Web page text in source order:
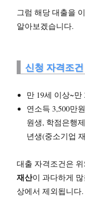
그럼 해당 대출을
알아보겠습니다.
신청 자격조건
만 19세 이상~만
연소득 3,500만
원생, 학점은행
년생(중소기업
대출 자격조건은
재산이 과다하게
상에서 제외됩니다.